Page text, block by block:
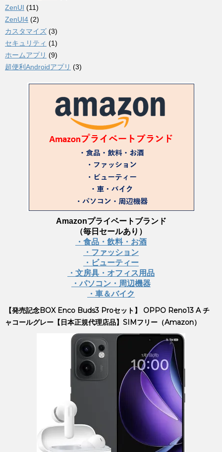
ZenUI (11)
ZenUI4 (2)
カスタマイズ (3)
セキュリティ (1)
ホームアプリ (9)
超便利Androidアプリ (3)
Amazonプライベートブランド
（毎日セールあり）
・食品・飲料・お酒
・ファッション
・ビューティー
・文房具・オフィス用品
・パソコン・周辺機器
・車＆バイク
【発売記念BOX Enco Buds3 Proセット】 OPPO Reno13 A チ
ャコールグレー【日本正規代理店品】SIMフリー（Amazon）